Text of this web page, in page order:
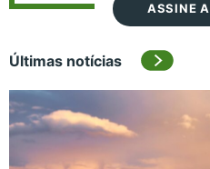
ASSINE
Últimas notícias